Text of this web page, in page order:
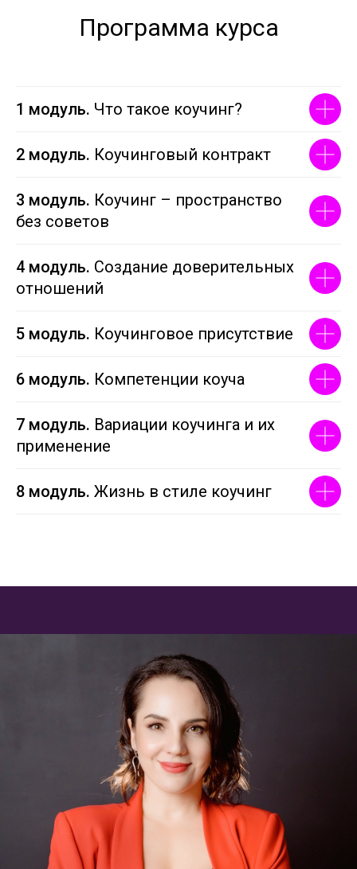
Программа курса
1 модуль. Что такое коучинг?
2 модуль. Коучинговый контракт
3 модуль. Коучинг – пространство
без советов
4 модуль. Создание доверительных
отношений
5 модуль. Коучинговое присутствие
6 модуль. Компетенции коуча
7 модуль. Вариации коучинга и их
применение
8 модуль. Жизнь в стиле коучинг